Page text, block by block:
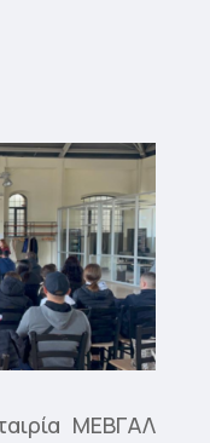
ΜΕΒΓΑΛ